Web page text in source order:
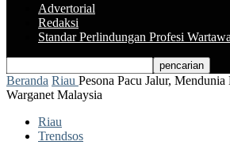
Advertorial
Redaksi
Standar Perlindungan Profesi
Beranda Riau Pesona Pacu Jalur,
Warganet Malaysia
Riau
Trendsos